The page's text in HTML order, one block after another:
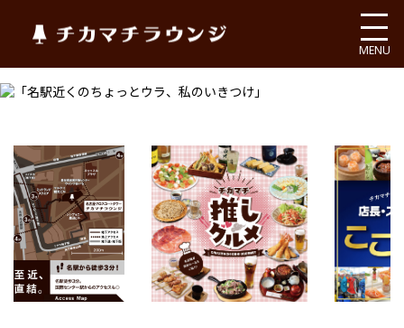
チカマチラウンジ
MENU